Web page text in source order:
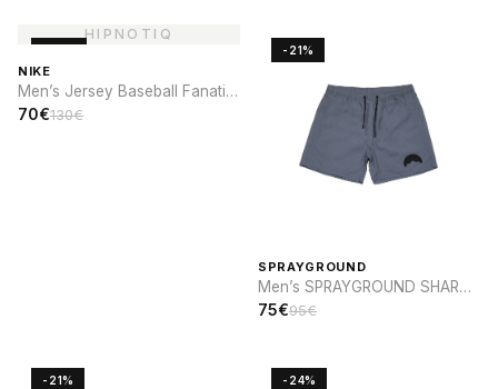
NIKE
Men’s Jersey Baseball Fanatic
x Nike Cooperstown St. Louis
70€130€
-21%
SPRAYGROUND
Men’s SPRAYGROUND SHARK
PARCH SWIM
75€95€
-21% -24%